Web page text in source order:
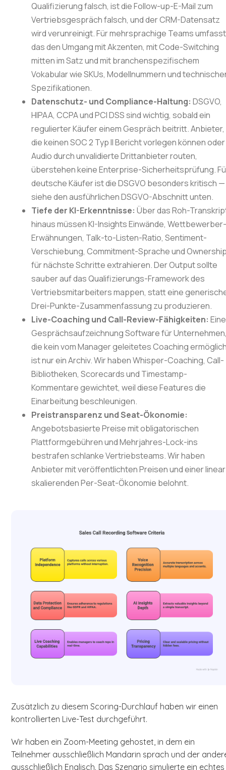
Qualifizierung falsch, ist die Follow-up-E-Mail zum
Vertriebsgespräch falsch, und der CRM-Datensatz
wird verunreinigt. Für mehrsprachige Teams umfasst
das den Umgang mit Akzenten, mit Code-Switching
mitten im Satz und mit branchenspezifischem
Vokabular wie SKUs, Modellnummern und
Spezifikationen.
Datenschutz- und Compliance-Haltung: DSGVO,
HIPAA, CCPA und PCI DSS sind wichtig, sobald ein
regulierter Käufer einem Gespräch beitritt. Anbieter,
die keinen SOC 2 Typ II Bericht vorlegen können oder
Audio durch unvalidierte Drittanbieter routen,
überstehen keine Enterprise-Sicherheitsprüfung.
deutsche Käufer ist die DSGVO besonders kritisch —
siehe den ausführlichen DSGVO-Abschnitt unten.
Tiefe der KI-Erkenntnisse: Über das Roh-
hinaus müssen KI-Insights Einwände,
Erwähnungen, Talk-to-Listen-Ratio, Sentiment-
Verschiebung, Commitment-Sprache und
für nächste Schritte extrahieren. Der Output sollte
sauber auf das Qualifizierungs-Framework des
Vertriebsmitarbeiters mappen, statt eine
Drei-Punkte-Zusammenfassung zu produzieren.
Live-Coaching und Call-Review-Fähigkeiten: Eine
Gesprächsaufzeichnung Software für
die kein vom Manager geleitetes Coaching
ist nur ein Archiv. Wir haben Whisper-Coaching, Call-
Bibliotheken, Scorecards und Timestamp-
Kommentare gewichtet, weil diese Features die
Einarbeitung beschleunigen.
Preistransparenz und Seat-Ökonomie:
Angebotsbasierte Preise mit obligatorischen
Plattformgebühren und Mehrjahres-Lock-ins
bestrafen schlanke Vertriebsteams. Wir haben
Anbieter mit veröffentlichten Preisen und einer linear
skalierenden Per-Seat-Ökonomie belohnt.
Zusätzlich zu diesem Scoring-Durchlauf haben wir einen
kontrollierten Live-Test durchgeführt.
Wir haben ein Zoom-Meeting gehostet, in dem ein
Teilnehmer ausschließlich Mandarin sprach und der
ausschließlich Englisch. Das Szenario simulierte ein echtes